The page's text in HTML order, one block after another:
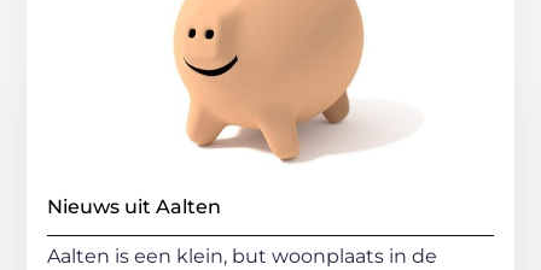
Nieuws uit Aalten
Aalten is een klein, but woonplaats in de